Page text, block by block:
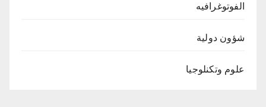
الفوتوغرافيه
شؤون دولية
علوم وتكنلوجيا